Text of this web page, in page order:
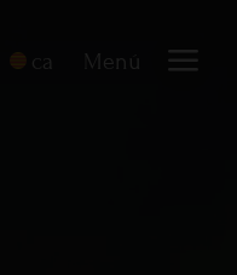
ca Menú
FES-TE SOCI